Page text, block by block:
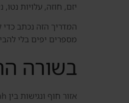
יזם, חוזה, עלויות נטו,
המדריך הזה נכתב
מספרים יפים בלי
בשורה